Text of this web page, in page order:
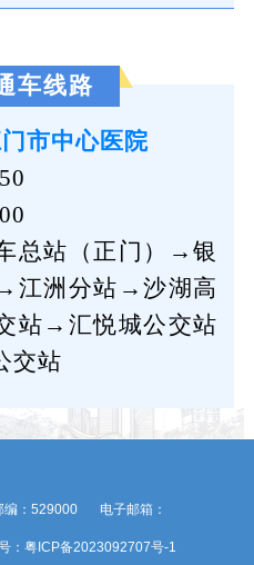
车线路
市中心医院
总站（正门）→银
江洲分站→沙湖高
站→汇悦城公交站
交站
编：529000
电子邮箱：
：粤ICP备2023092707号-1